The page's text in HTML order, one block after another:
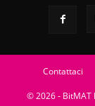
Contattaci
© 2026 - BitMAT